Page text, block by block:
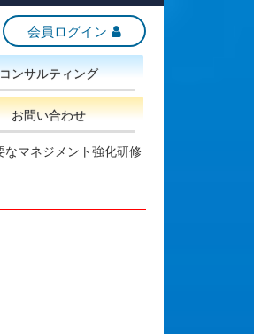
会員ログイン
コンサルティング
お問い合わせ
なマネジメント強化研修